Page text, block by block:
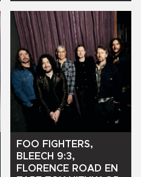
FOO FIGHTERS,
BLEECH 9:3,
FLORENCE ROAD EN